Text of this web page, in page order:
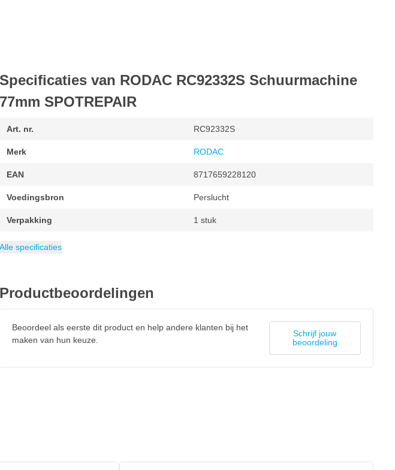
Specificaties van RODAC RC92332S Schuurmachine
77mm SPOTREPAIR
Art. nr. RC92332S
Merk RODAC
EAN 8717659228120
Voedingsbron Perslucht
Verpakking 1 stuk
Schuurzool
Luchtverbruik
Excentrische uitslag
Diameter
Minimum toerental
Maximale snelheid
Categorie
Alle specificaties
Productbeoordelingen
Beoordeel als eerste dit product en help andere klanten bij het
maken van hun keuze.
Schrijf jouw
beoordeling